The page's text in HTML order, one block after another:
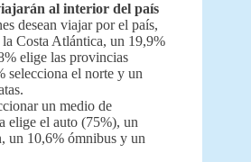
al interior del país
desean viajar por el país,
Costa Atlántica, un 19,9%
elige las provincias
selecciona el norte y un
un medio de
elige el auto (75%), un
un 10,6% ómnibus y un